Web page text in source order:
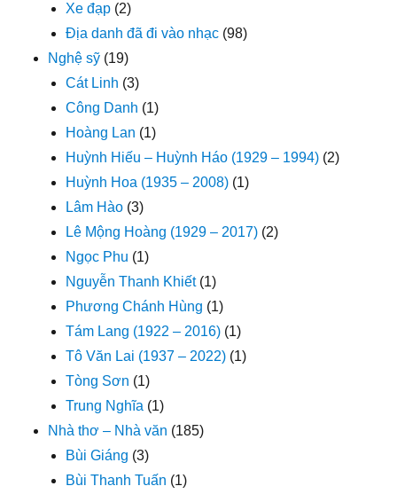
Xe đạp (2)
Địa danh đã đi vào nhạc (98)
Nghệ sỹ (19)
Cát Linh (3)
Công Danh (1)
Hoàng Lan (1)
Huỳnh Hiếu – Huỳnh Háo (1929 – 1994) (2)
Huỳnh Hoa (1935 – 2008) (1)
Lâm Hào (3)
Lê Mộng Hoàng (1929 – 2017) (2)
Ngọc Phu (1)
Nguyễn Thanh Khiết(1)
Phương Chánh Hùng (1)
Tám Lang (1922 – 2016) (1)
Tô Văn Lai (1937 – 2022) (1)
Tòng Sơn (1)
Trung Nghĩa (1)
Nhà thơ – Nhà văn (185)
Bùi Giáng (3)
Bùi Thanh Tuấn (1)